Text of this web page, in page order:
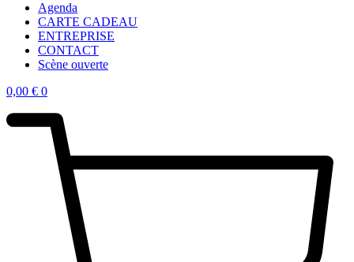
Agenda
CARTE CADEAU
ENTREPRISE
CONTACT
Scène ouverte
0,00 € 0